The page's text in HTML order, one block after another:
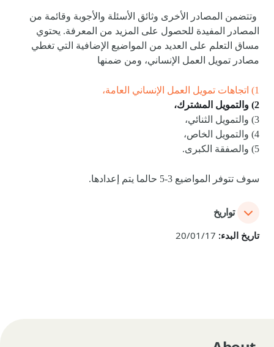
وتتضمن المصادر الأخرى وثائق الأسئلة والأجوبة وقائمة من
المصادر المفيدة للحصول على المزيد من المعرفة. يحتوي
مساق التعلم على العديد من المواضيع الإضافية التي تغطي
مصادر تمويل العمل الإنساني، ومن ضمنها
1) اتجاهات تمويل العمل الإنساني العامة،
2) والتمويل المشترك
،
3) والتمويل الثنائي،
4) والتمويل الخاص،
5) والصفقة الكبرى.
سوف تتوفر المواضيع 3-5 حا لما يتم إعد ادها.
تواريخ
تاريخ البدء: